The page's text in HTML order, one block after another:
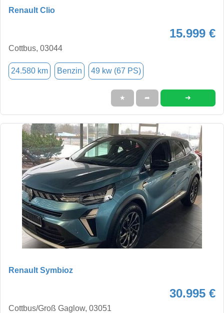
Renault Clio
15.999 €
Cottbus, 03044
24.580 km Benzin 49 kw (67 PS)
★ ➦ ➜
Renault Symbioz
30.995 €
Cottbus/Groß Gaglow, 03051